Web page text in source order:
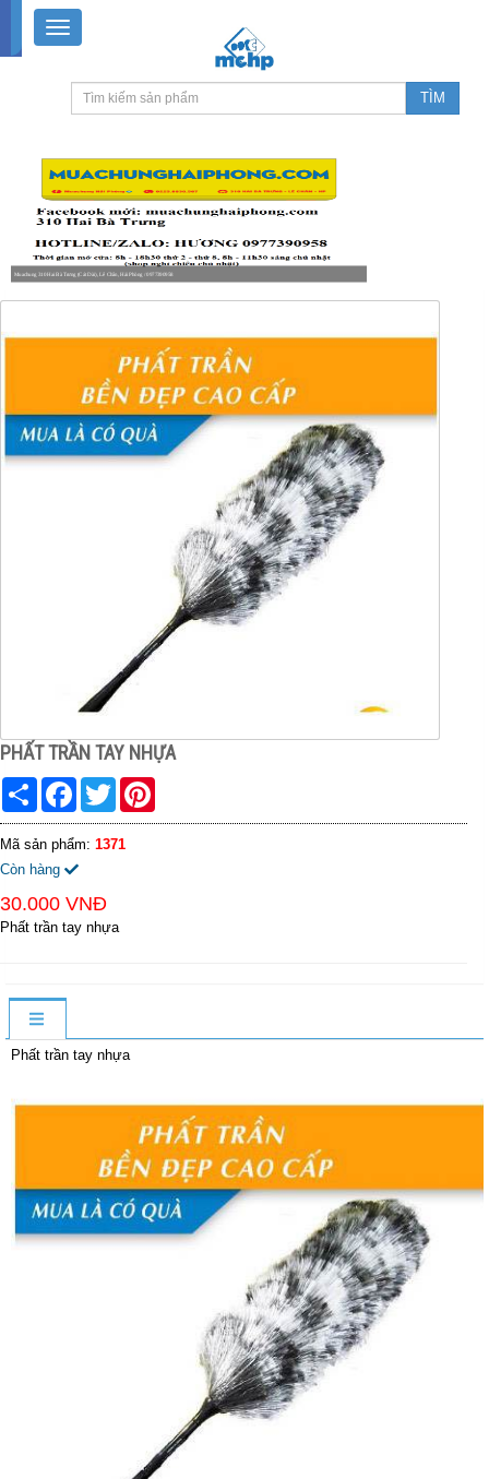
Muachung 310 Hai Bà Trưng (Cát Dài), Lê Chân, Hải Phòng / 0977390958
PHẤT TRẦN TAY NHỰA
Share FacebookTwitter
Mã sản phẩm: 1371
Còn hàng
30.000 VNĐ
Phất trần tay nhựa
Phất trần tay nhựa